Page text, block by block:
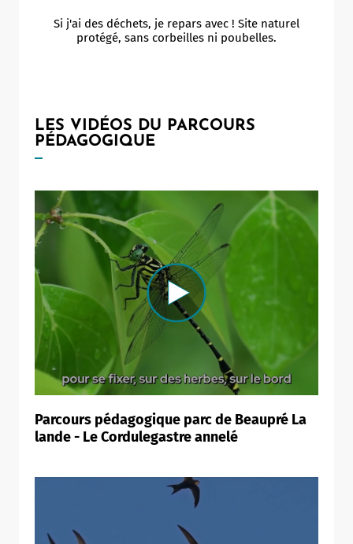
Si j'ai des déchets, je repars avec ! Site naturel
protégé, sans corbeilles ni poubelles.
LES VIDÉOS DU PARCOURS
PÉDAGOGIQUE
Parcours pédagogique parc de Beaupré La
lande - Le Cordulegastre annelé